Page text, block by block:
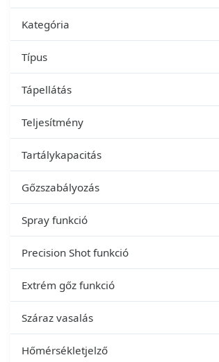
Kategória
Típus
Tápellátás
Teljesítmény
Tartálykapacitás
Gőzszabályozás
Spray funkció
Precision Shot funkció
Extrém gőz funkció
Száraz vasalás
Hőmérsékletjelző